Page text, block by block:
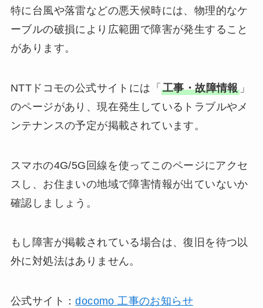
特に台風や落雷などの悪天候時には、物理的なケ
ーブルの破損により広範囲で障害が発生すること
があります。
NTTドコモの公式サイトには「 工事・故障情報」
のページがあり、現在発生しているトラブルやメ
ンテナンスの予定が掲載されています。
スマホの4G/5G回線を使ってこのページにアクセ
スし、お住まいの地域で障害情報が出ていないか
確認しましょう。
もし障害が掲載されている場合は、復旧を待つ以
外に対処法はありません。
公式サイト：docomo 工事のお知らせ